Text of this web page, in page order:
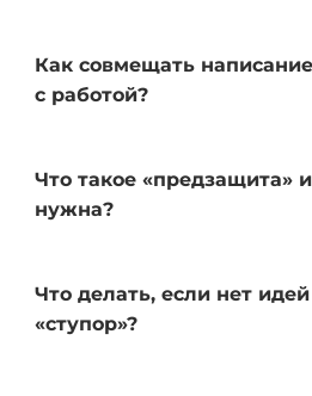
Как совмещать
с работой?
Что такое «предзащита»
нужна?
Что делать, если нет
«ступор»?